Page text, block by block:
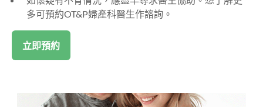
多可預約OT&P婦產科醫生作諮詢。
立即預約